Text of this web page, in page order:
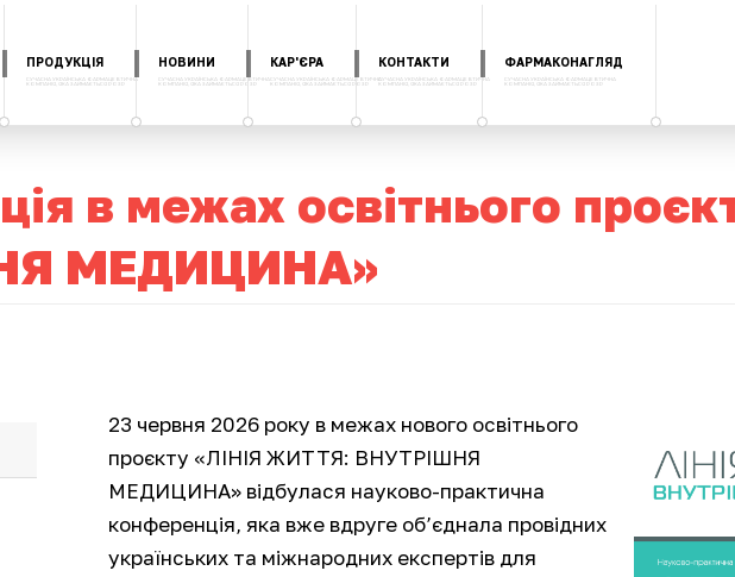
ПРОДУКЦІЯ НОВИНИ КАР'ЄРА КОНТАКТИ ФАРМАКОНАГЛЯД
в межах освітнього
МЕДИЦИНА»
23 червня 2026 року в межах нового освітнього
проєкту «ЛІНІЯ ЖИТТЯ: ВНУТРІШНЯ
МЕДИЦИНА» відбулася науково-практична
конференція, яка вже вдруге об’єднала провідних
українських та міжнародних експертів для